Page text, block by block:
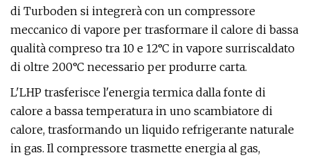
di Turboden si integrerà con un compressore
meccanico di vapore per trasformare il calore di bassa
qualità compreso tra 10 e 12°C in vapore surriscaldato
di oltre 200°C necessario per produrre carta.
L'LHP trasferisce l'energia termica dalla fonte di
calore a bassa temperatura in uno scambiatore di
calore, trasformando un liquido refrigerante naturale
in gas. Il compressore trasmette energia al gas,